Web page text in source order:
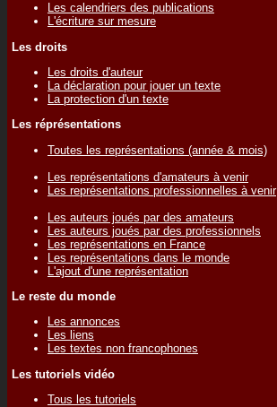
Les calendriers des publications
L'écriture sur mesure
Les droits
Les droits d'auteur
La déclaration pour jouer un texte
La protection d'un texte
Les réprésentations
Toutes les représentations (année & mois)
Les représentations d'amateurs à venir
Les représentations professionnelles à venir
Les auteurs joués par des amateurs
Les auteurs joués par des professionnels
Les représentations en France
Les représentations dans le monde
L'ajout d'une représentation
Le reste du monde
Les annonces
Les liens
Les textes non francophones
Les tutoriels vidéo
Tous les tutoriels